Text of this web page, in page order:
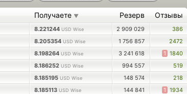
Получаете ▼ Резерв Отзывы
8.221244 USD Wise 2 909 029
386
8.205354 USD Wise 1 756 857
2472
8.198264 USD Wise 3 241 618 1 1840
8.186252 USD Wise 994 557
519
8.185195 USD Wise 148 574
218
8.185113 USD Wise 144 841 1 1934